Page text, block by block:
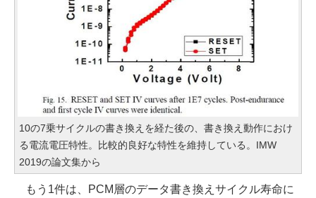
10の7乗サイクルの書き換えを経た後の、書き換え動作におけ
る電流電圧特性。比較的良好な特性を維持している。IMW
2019の論文集から
もう1件は、PCM層のデータ書き換えサイクル寿命に